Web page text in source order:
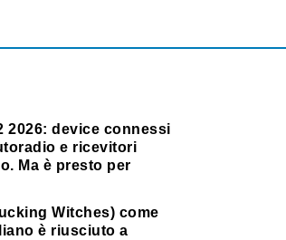
2026: device connessi
e ricevitori
Ma è presto per
Witches) come
è riusciuto a